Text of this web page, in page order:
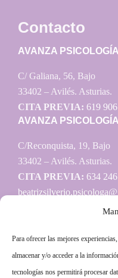
Para ofrecer las mejores
almacenar y/o acceder a la
tecnologías nos permitirá procesar
Contacto
AVANZA
C/ Galiana, 56, Bajo
33402 – Avilés. Asturias.
CITA PREVIA: 619
AVANZA
C/Reconquista, 19, Bajo
33402 – Avilés. Asturias.
CITA PREVIA: 634 246
Información